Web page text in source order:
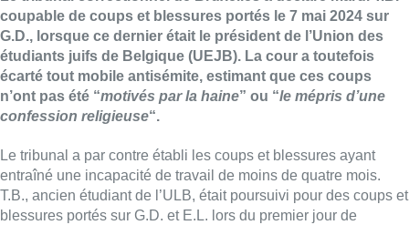
coupable de coups et blessures portés le 7 mai 2024 sur
G.D., lorsque ce dernier était le président de l’Union des
étudiants juifs de Belgique (UEJB). La cour a toutefois
écarté tout mobile antisémite, estimant que ces coups
n’ont pas été “motivés par la haine” ou “le mépris d’une
confession religieuse“.
Le tribunal a par contre établi les coups et blessures ayant
entraîné une incapacité de travail de moins de quatre mois.
T.B., ancien étudiant de l’ULB, était poursuivi pour des coups et
blessures portés sur G.D. et E.L. lors du premier jour de